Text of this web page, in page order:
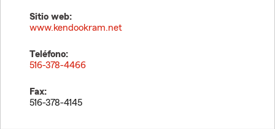
Sitio web:
www.kendookram.net
Teléfono:
516-378-4466
Fax:
516-378-4145